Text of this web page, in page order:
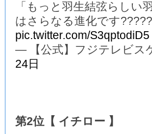
「もっと羽生結弦らし
はさらなる進化です
pic.twitter.com/S3qptodiD5
— 【公式】フジテレビス
24日
第2位【 イチロー 】